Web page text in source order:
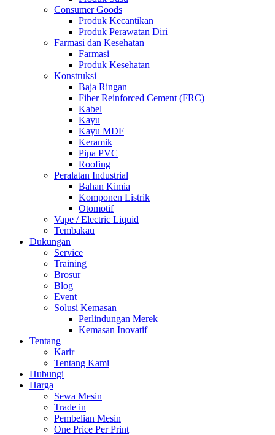
Consumer Goods
Produk Kecantikan
Produk Perawatan Diri
Farmasi dan Kesehatan
Farmasi
Produk Kesehatan
Konstruksi
Baja Ringan
Fiber Reinforced Cement (FRC)
Kabel
Kayu
Kayu MDF
Keramik
Pipa PVC
Roofing
Peralatan Industrial
Bahan Kimia
Komponen Listrik
Otomotif
Vape / Electric Liquid
Tembakau
Dukungan
Service
Training
Brosur
Blog
Event
Solusi Kemasan
Perlindungan Merek
Kemasan Inovatif
Tentang
Karir
Tentang Kami
Hubungi
Harga
Sewa Mesin
Trade in
Pembelian Mesin
One Price Per Print